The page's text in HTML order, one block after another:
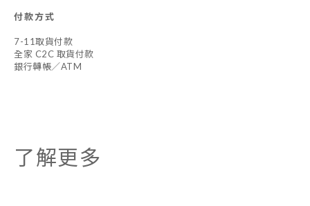
付款方式
7-11取貨付款
全家 C2C 取貨付款
銀行轉帳／ATM
了解更多